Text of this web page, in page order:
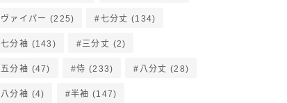
ヴァイパー (225) 七分丈 (134)
七分袖 (143) 三分丈 (2)
五分袖 (47) 侍 (233) 八分丈 (28)
八分袖 (4) 半袖 (147)